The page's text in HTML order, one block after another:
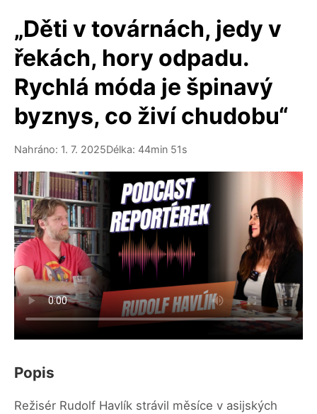
„Děti v továrnách, jedy v
řekách, hory odpadu.
Rychlá móda je špinavý
byznys, co živí chudobu“
Nahráno: 1. 7. 2025Délka: 44min 51s
Popis
Režisér Rudolf Havlík strávil měsíce v asijských